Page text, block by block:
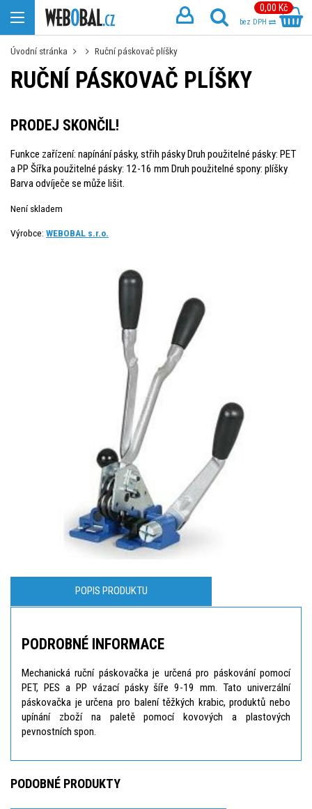
0,00 Kč
bez DPH
Úvodní stránka Ruční páskovač plíšky
RUČNÍ PÁSKOVAČ PLÍŠKY
PRODEJ SKONČIL!
Funkce zařízení: napínání pásky, střih pásky Druh použitelné pásky: PET
a PP Šířka použitelné pásky: 12-16 mm Druh použitelné spony: plíšky
Barva odvíječe se může lišit.
Není skladem
Výrobce: WEBOBAL s.r.o.
POPIS PRODUKTU
PODROBNÉ INFORMACE
Mechanická ruční páskovačka je určená pro páskování pomocí
PET, PES a PP vázací pásky šíře 9-19 mm. Tato univerzální
páskovačka je určena pro balení těžkých krabic, produktů nebo
upínání zboží na paletě pomocí kovových a plastových
pevnostních spon.
PODOBNÉ PRODUKTY